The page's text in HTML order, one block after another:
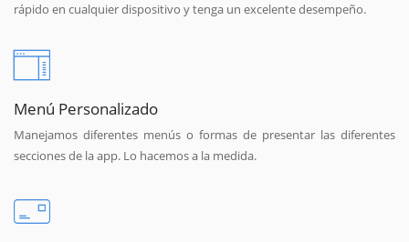
rápido en cualquier dispositivo y tenga un excelente desempeño.
Menú Personalizado
Manejamos diferentes menús o formas de presentar las diferentes
secciones de la app. Lo hacemos a la medida.